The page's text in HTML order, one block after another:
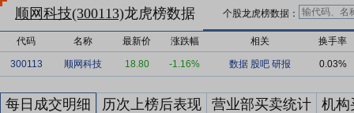
顺网科技(300113)龙虎榜数据 个股龙虎榜数据：
代码 名称 最新价 涨跌幅 相关 换手率
300113 顺网科技 18.80 -1.16% 数据 股吧 研报 0.03%
每日成交明细 历次上榜后表现 营业部买卖统计 机构